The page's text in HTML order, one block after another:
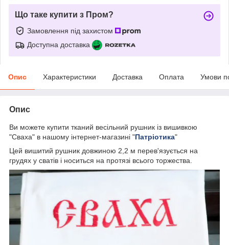
Що таке купити з Пром?
Замовлення під захистом
Доступна доставка
Опис Характеристики Доставка Оплата Умови
Опис
Ви можете купити тканий весільний рушник із вишивкою
"Сваха" в нашому інтернет-магазині "Патріотика"
Цей вишитий рушник довжиною 2,2 м перев'язується на
грудях у сватів і носиться на протязі всього торжества.